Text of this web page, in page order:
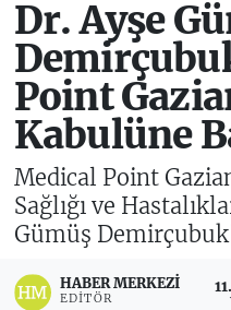
Dr. Ayşe
Point
Kabulüne
Medical Point
Sağlığı ve
Gümüş
HABER MERKEZI
EDITÖR
Süper Lig Puan
Tüm Manşetler
Son Dakika
Haber Arşivi